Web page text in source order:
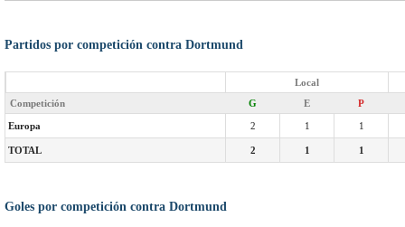
Partidos por competición contra Dortmund
Local
Competición
G E P
Europa 2 1 1
TOTAL 2 1 1
Goles por competición contra Dortmund